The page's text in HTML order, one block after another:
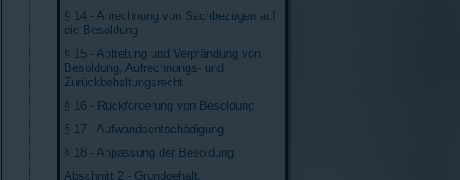
§ 14 - Anrechnung von Sachbezügen auf
die Besoldung
§ 15 - Abtretung und Verpfändung von
Besoldung, Aufrechnungs- und
Zurückbehaltungsrecht
§ 16 - Rückforderung von Besoldung
§ 17 - Aufwandsentschädigung
§ 18 - Anpassung der Besoldung
Abschnitt 2 - Grundgehalt,